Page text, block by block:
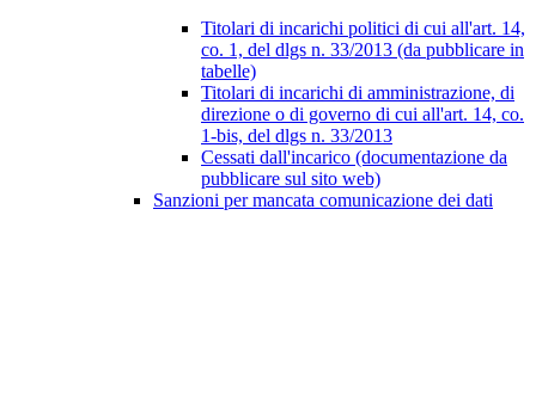
Titolari di incarichi politici di cui all'art. 14,
co. 1, del dlgs n. 33/2013 (da pubblicare in
tabelle)
Titolari di incarichi di amministrazione, di
direzione o di governo di cui all'art. 14, co.
1-bis, del dlgs n. 33/2013
Cessati dall'incarico (documentazione da
pubblicare sul sito web)
Sanzioni per mancata comunicazione dei dati